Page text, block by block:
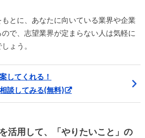
とに、あなたに向いている業界や企業
で、志望業界が定まらない人は気軽に
ょう。
してくれる！
談してみる(無料)
活用して、「やりたいこと」の